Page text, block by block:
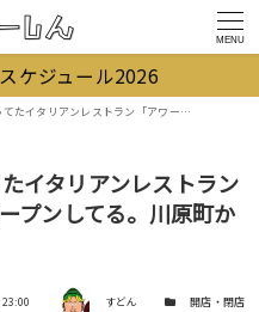
MENU
ケジュール2026
ラン「アワーズキッチン」がオープンしてる。川原町からの移転
イタリアンレストラン
プンしてる。川原町か
著者 すどん カテゴリー開店・閉店